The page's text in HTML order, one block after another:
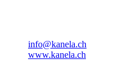
info@kanela.ch
www.kanela.ch